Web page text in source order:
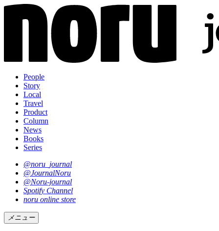
People
Story
Local
Travel
Product
Column
News
Books
Series
@noru_journal
@JournalNoru
@Noru-journal
Spotify Channel
noru online store
メニュー